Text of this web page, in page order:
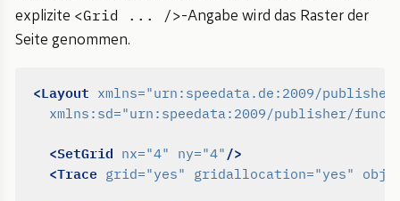
explizite <Grid ... />-Angabe wird das Raster der
Seite genommen.
<Layout xmlns="urn:speedata.de:2009/
xmlns:sd="urn:speedata:2009/publisher/
<SetGrid nx="4" ny="4"/>
<Trace grid="yes" gridallocation="yes"